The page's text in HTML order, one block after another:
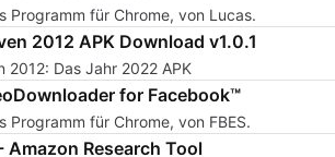
Programm für Chrome, von Lucas.
2012 APK Download v1.0.1
2012: Das Jahr 2022 APK
for Facebook™
Programm für Chrome, von FBES.
Amazon Research Tool